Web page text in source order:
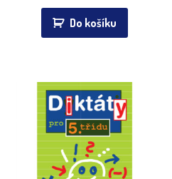
Do košíku